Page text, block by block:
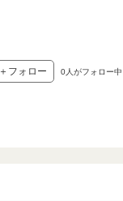
＋フォロー 0人がフォロー中